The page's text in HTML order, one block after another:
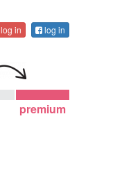
log in log in
premium